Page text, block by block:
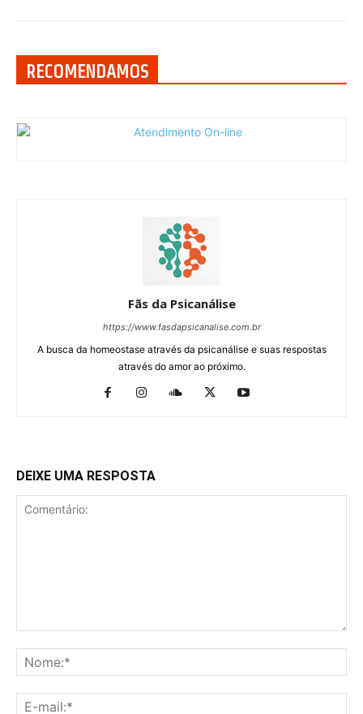
RECOMENDAMOS
Fãs da Psicanálise
https://www.fasdapsicanalise.com.br
A busca da homeostase através da psicanálise e suas respostas
através do amor ao próximo.
DEIXE UMA RESPOSTA